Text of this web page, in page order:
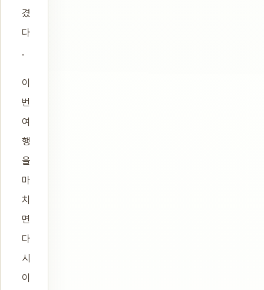
겼
다
.
이
번
여
행
을
마
치
면
다
시
이